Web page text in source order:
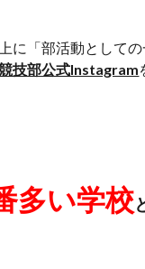
「部活動としての
技部公式Instagram
多い学校